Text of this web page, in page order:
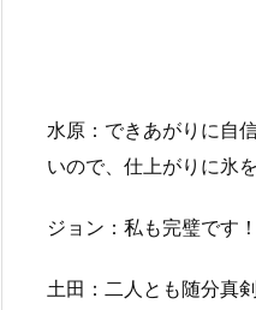
水原：できあがりに自
いので、仕上がりに氷
ジョン：私も完璧です
土田：二人とも随分真